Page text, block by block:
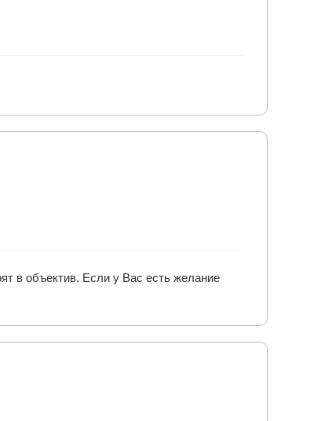
в объектив. Если у Вас есть желание